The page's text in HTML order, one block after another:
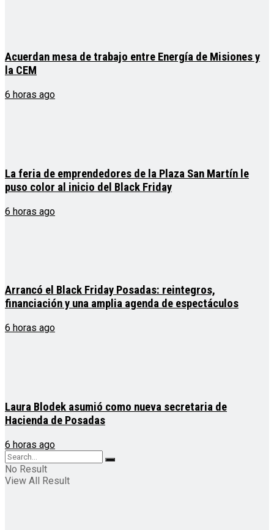
Acuerdan mesa de trabajo entre Energía de Misiones y
la CEM
6 horas ago
La feria de emprendedores de la Plaza San Martín le
puso color al inicio del Black Friday
6 horas ago
Arrancó el Black Friday Posadas: reintegros,
financiación y una amplia agenda de espectáculos
6 horas ago
Laura Blodek asumió como nueva secretaria de
Hacienda de Posadas
6 horas ago
No Result
View All Result